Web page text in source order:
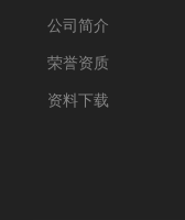
公司简介
荣誉资质
资料下载